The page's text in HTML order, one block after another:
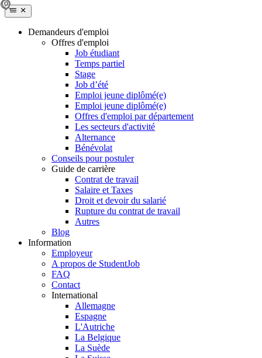
Demandeurs d'emploi
Offres d'emploi
Job étudiant
Temps partiel
Stage
Job d’été
Emploi jeune diplômé(e)
Emploi jeune diplômé(e)
Offres d'emploi par département
Les secteurs d'activité
Alternance
Bénévolat
Conseils pour postuler
Guide de carrière
Contrat de travail
Salaire et Taxes
Droit et devoir du salarié
Rupture du contrat de travail
Autres
Blog
Information
Employeur
A propos de StudentJob
FAQ
Contact
International
Allemagne
Espagne
L'Autriche
La Belgique
La Suède